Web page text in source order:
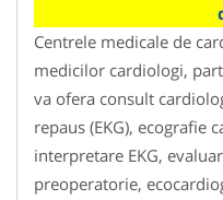
Centrele medicale de
medicilor cardiologi,
va ofera consult
repaus (EKG), ecografie
interpretare EKG,
preoperatorie,